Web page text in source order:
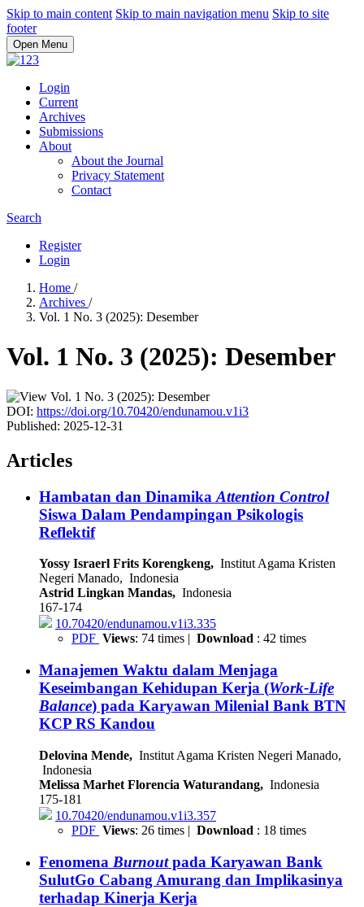
Skip to main content Skip to main navigation menu Skip to site
footer
Open Menu
Login
Current
Archives
Submissions
About
About the Journal
Privacy Statement
Contact
Search
Register
Login
Home /
Archives /
Vol. 1 No. 3 (2025): Desember
Vol. 1 No. 3 (2025): Desember
DOI: https://doi.org/10.70420/endunamou.v1i3
Published: 2025-12-31
Articles
Hambatan dan Dinamika Attention Control
Siswa Dalam Pendampingan Psikologis
Reflektif
Yossy Israerl Frits Korengkeng, Institut Agama Kristen
Negeri Manado, Indonesia
Astrid Lingkan Mandas, Indonesia
167-174
10.70420/endunamou.v1i3.335
PDF Views: 74 times | Download : 42 times
Manajemen Waktu dalam Menjaga
Keseimbangan Kehidupan Kerja (Work-Life
Balance) pada Karyawan Milenial Bank BTN
KCP RS Kandou
Delovina Mende, Institut Agama Kristen Negeri Manado,
Indonesia
Melissa Marhet Florencia Waturandang, Indonesia
175-181
10.70420/endunamou.v1i3.357
PDF Views: 26 times | Download : 18 times
Fenomena Burnoutpada Karyawan Bank
SulutGo Cabang Amurang dan Implikasinya
terhadap Kinerja Kerja